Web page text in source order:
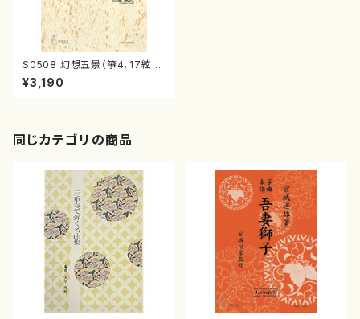
S0508 幻想五景（箏4，17絃2/
佐藤敏直/楽譜）
¥3,190
同じカテゴリの商品